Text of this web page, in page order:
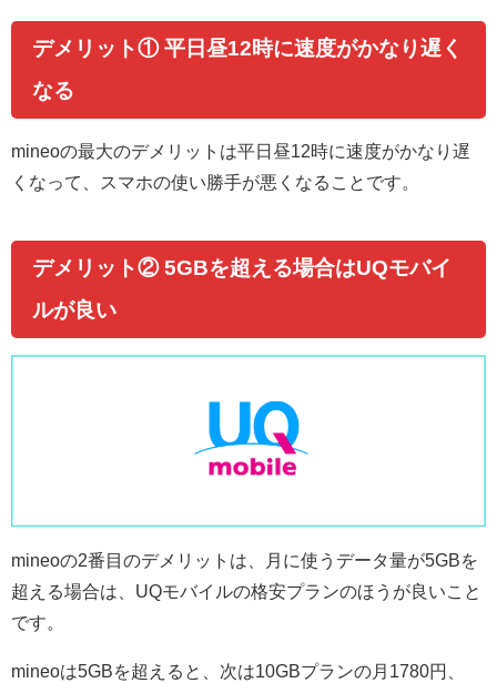
デメリット① 平日昼12時に速度がかなり遅く
なる
mineoの最大のデメリットは平日昼12時に速度がかなり遅
くなって、スマホの使い勝手が悪くなることです。
デメリット② 5GBを超える場合はUQモバイ
ルが良い
mineoの2番目のデメリットは、月に使うデータ量が5GBを
超える場合は、UQモバイルの格安プランのほうが良いこと
です。
mineoは5GBを超えると、次は10GBプランの月1780円、